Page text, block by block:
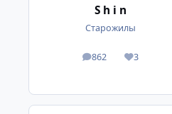
S h i n
Старожилы
862
посты 3
Репутация